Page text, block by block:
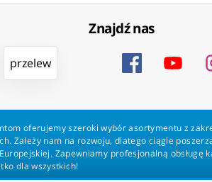
przelew
Znajdź nas
oferujemy szeroki wybór asortymentu z
Zależy nam na rozwoju, dlatego ciągle
Zapewniamy profesjonalną obsługę
dla wszystkich!